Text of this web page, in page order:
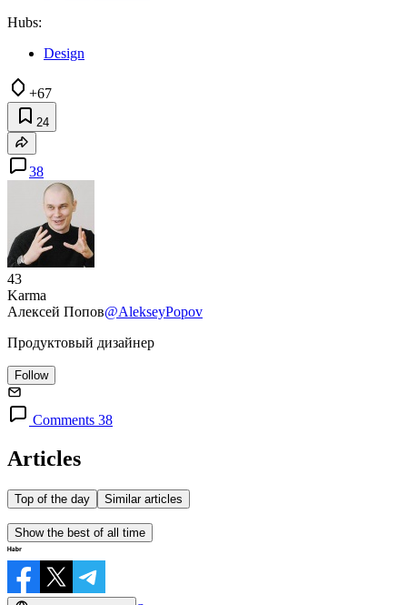
Hubs:
Design
+67
24
38
43
Karma
Алексей Попов@AlekseyPopov
Продуктовый дизайнер
Follow
Comments 38
Articles
Top of the day Similar articles
Show the best of all time